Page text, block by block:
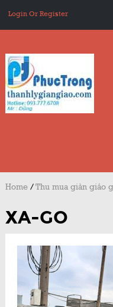
Login Or Register
Home /Thu mua giàn giáo
XA-GO